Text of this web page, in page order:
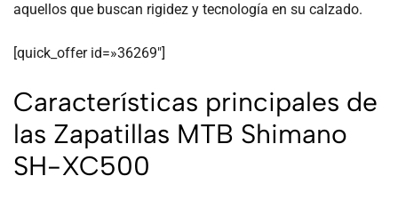
aquellos que buscan rigidez y tecnología en su calzado.
[quick_offer id=»36269″]
Características principales de
las Zapatillas MTB Shimano
SH-XC500